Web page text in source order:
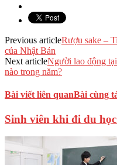
Previous articleRượu sake –
của Nhật Bản
Next articleNgười lao động
nào trong năm?
Bài viết liên quanBài cùng
Sinh viên khi đi du